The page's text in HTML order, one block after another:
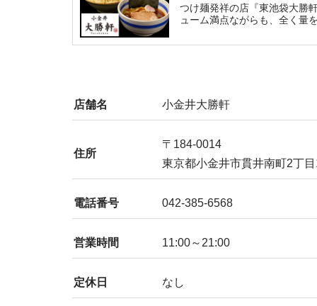
つけ麺発祥の店『東池袋大勝
ューム満点ながらも、全く量
店舗名 小金井大勝軒
住所
〒184-0014
東京都小金井市貫井南町2丁
電話番号 042-385-6568
営業時間 11:00～21:00
定休日 なし